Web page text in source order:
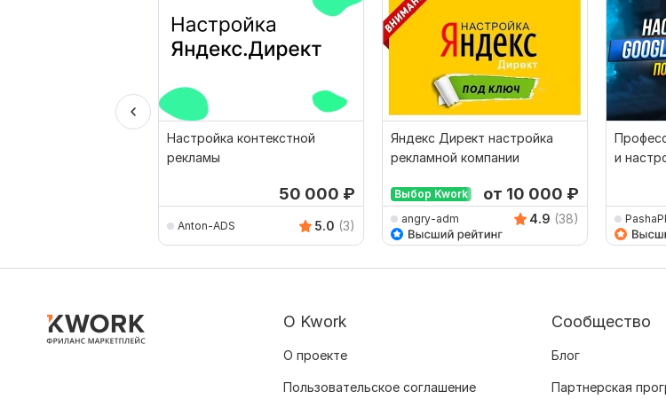
Настройка контекстной
рекламы
50 000 ₽
Anton-ADS 5.0 (3)
Яндекс Директ настройка
рекламной компании
Выбор Kwork от 10 000 ₽
angry-adm 4.9 (38)
и
О Kwork
О проекте
Пользовательское соглашение
Сообщество
Блог
Партнерская